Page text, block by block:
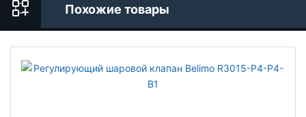
Похожие товары